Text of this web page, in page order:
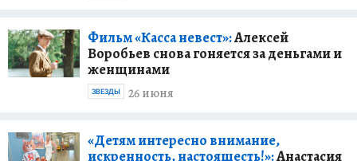
Фильм «Касса невест»:Алексей
Воробьев снова гоняется за деньгами и
женщинами
26 июня
ЗВЕЗДЫ
«Детям интересно внимание,
искренность, настоящесть!»:Анастасия